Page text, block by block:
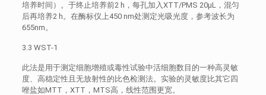
培养时间）。于终止培养前2 h，每孔加入XTT/PMS 20μL，混匀
后再培养2 h。在酶标仪上450 nm处测定光吸光度，参考波长为
655nm。
3.3 WST-1
此法是用于测定细胞增殖或毒性试验中活细胞数目的一种高灵敏
度、高稳定性且无放射性的比色检测法。实验的灵敏度比其它四
唑盐如MTT，XTT，MTS高，线性范围更宽。